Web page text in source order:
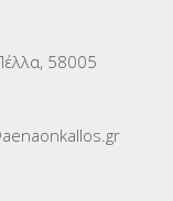
58005